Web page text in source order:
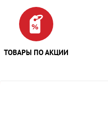
ТОВАРЫ ПО АКЦИИ